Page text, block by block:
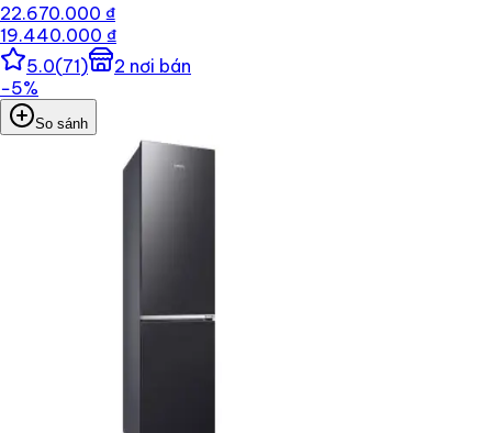
22.670.000 ₫
19.440.000 ₫
5.0(71) 2 nơi bán
−5%
So sánh